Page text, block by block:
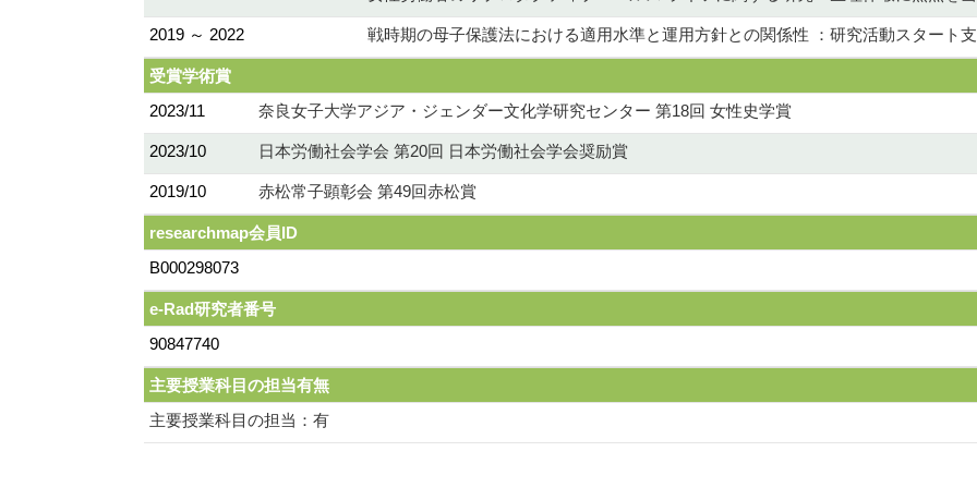
2019 ～ 2022 戦時期の母子保護法における適用水準と運用方針との関係性 ：研究活動スタート
受賞学術賞
2023/11
奈良女子大学アジア・ジェンダー文化学研究センター 第18回 女性史学賞
2023/10 日本労働社会学会 第20回 日本労働社会学会奨励賞
2019/10 赤松常子顕彰会 第49回赤松賞
researchmap会員ID
B000298073
e-Rad研究者番号
90847740
主要授業科目の担当有無
主要授業科目の担当：有